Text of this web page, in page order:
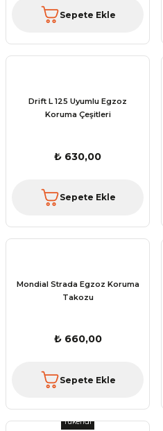
Sepete Ekle
Drift L 125 Uyumlu Egzoz
Koruma Çeşitleri
₺ 630,00
Sepete Ekle
Mondial Strada Egzoz Koruma
Takozu
₺ 660,00
Sepete Ekle
Tükendi